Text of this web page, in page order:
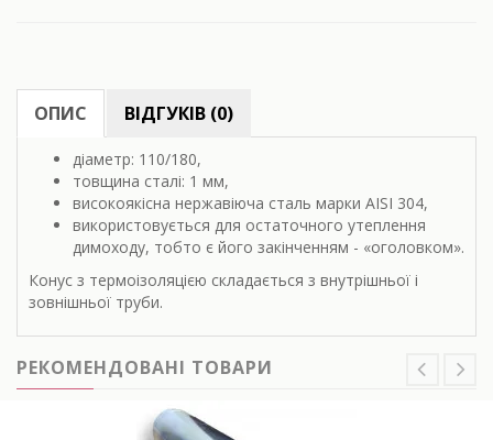
ОПИС ВІДГУКІВ (0)
діаметр: 110/180,
товщина сталі: 1 мм,
високоякісна нержавіюча сталь марки AISI 304,
використовується для остаточного утеплення
димоходу, тобто є його закінченням - «оголовком».
Конус з термоізоляцією складається з внутрішньої і
зовнішньої труби.
РЕКОМЕНДОВАНІ ТОВАРИ